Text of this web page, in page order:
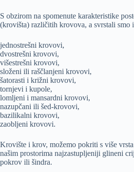
S obzirom na spomenute karakteristike
(krovišta) različitih krovova, a svrstali smo
jednostrešni krovovi,
dvostrešni krovovi,
višestrešni krovovi,
složeni ili raščlanjeni krovovi,
šatorasti i križni krovovi,
tornjevi i kupole,
lomljeni i mansardni krovovi,
nazupčani ili šed-krovovi,
bazilikalni krovovi,
zaobljeni krovovi.
Krovište i krov, možemo pokriti s više
našim prostorima najzastupljeniji glineni
pokrov ili šindra.